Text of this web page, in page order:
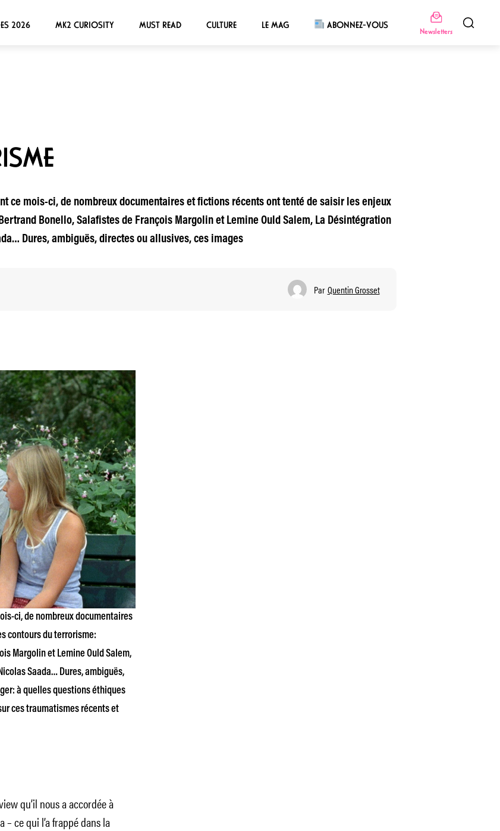
2026 MK2 CURIOSITY MUST READ CULTURE LE MAG ABONNEZ-VOUS
Newsletters
ce mois-ci, de nombreux documentaires et fictions récents ont tenté de saisir les enjeux
Bonello, Salafistes de François Margolin et Lemine Ould Salem, La Désintégration
Dures, ambiguës, directes ou allusives, ces images
Par Quentin Grosset
ci, de nombreux documentaires
contours du terrorisme:
Margolin et Lemine Ould Salem,
Saada… Dures, ambiguës,
à quelles questions éthiques
ces traumatismes récents et
qu’il nous a accordée à
– ce qui l’a frappé dans la